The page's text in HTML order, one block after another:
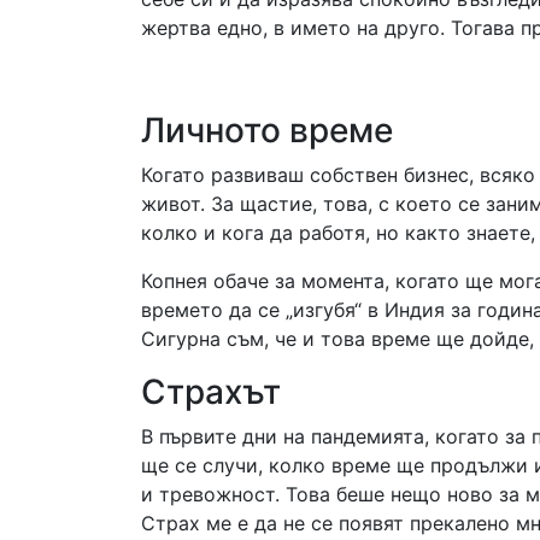
жертва едно, в името на друго. Тогава
Личното време
Когато развиваш собствен бизнес,
живот. За щастие, това, с което се
колко и кога да работя, но както
Копнея обаче за момента, когато ще
времето да се „изгубя“ в Индия за
Сигурна съм, че и това време ще
Страхът
В първите дни на пандемията, когато
ще се случи, колко време ще продължи
и тревожност. Това беше нещо ново за
Страх ме е да не се появят прекалено